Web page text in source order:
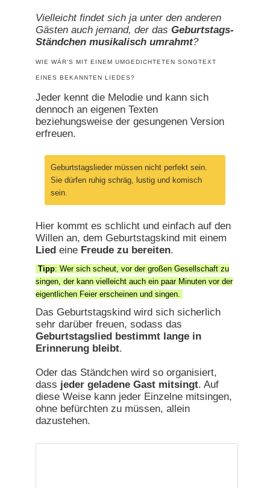
Vielleicht findet sich ja unter den anderen
Gästen auch jemand, der dasGeburtstags-
Ständchen musikalisch umrahmt?
WIE WÄR’S MIT EINEM UMGEDICHTETEN SONGTEXT
EINES BEKANNTEN LIEDES?
Jeder kennt die Melodie und kann sich
dennoch an eigenen Texten
beziehungsweise der gesungenen Version
erfreuen.
Geburtstagslieder müssen nicht perfekt sein.
Sie dürfen ruhig schräg, lustig und komisch
sein.
Hier kommt es schlicht und einfach auf den
Willen an, dem Geburtstagskind mit einem
Liedeine Freude zu bereiten.
Tipp: Wer sich scheut, vor der großen Gesellschaft zu
singen, der kann vielleicht auch ein paar Minuten vor der
eigentlichen Feier erscheinen und singen.
Das Geburtstagskind wird sich sicherlich
sehr darüber freuen, sodass das
Geburtstagslied bestimmt lange in
Erinnerung bleibt.
Oder das Ständchen wird so organisiert,
dass jeder geladene Gast mitsingt. Auf
diese Weise kann jeder Einzelne mitsingen,
ohne befürchten zu müssen, allein
dazustehen.